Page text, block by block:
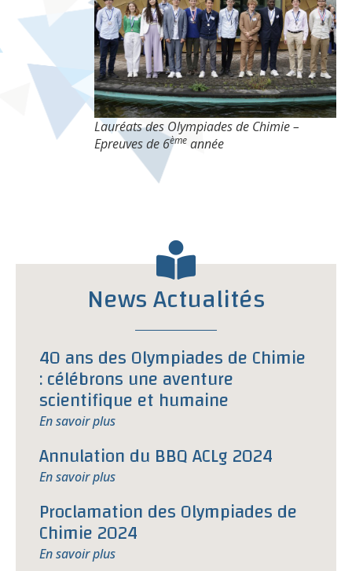
News Actualités
40 ans des Olympiades de Chimie
: célébrons une aventure
scientifique et humaine
En savoir plus
Annulation du BBQ ACLg 2024
En savoir plus
Proclamation des Olympiades de
Chimie 2024
En savoir plus
Lauréats des Olympiades de Chimie –
Epreuves de 6ème année